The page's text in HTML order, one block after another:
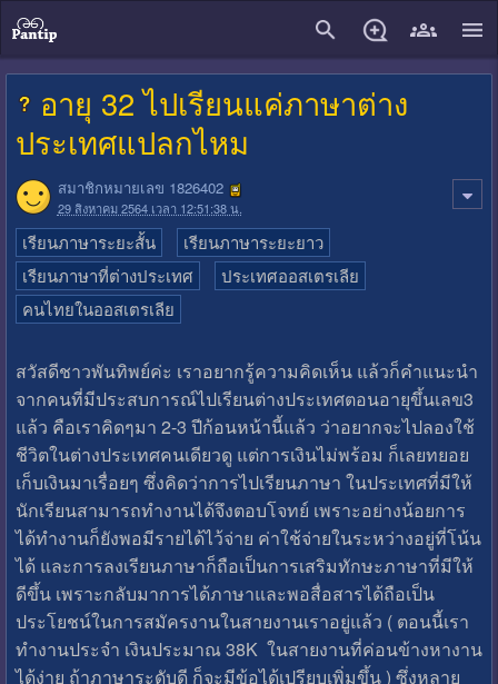
อายุ 32 ไปเรียนแค่ภาษาต่าง
ประเทศแปลกไหม
สมาชิกหมายเลข 1826402
29 สิงหาคม 2564 เวลา 12:51:38 น.
เรียนภาษาระยะสั้น
เรียนภาษาระยะยาว
เรียนภาษาที่ต่างประเทศ
ประเทศออสเตรเลีย
คนไทยในออสเตรเลีย
สวัสดีชาวพันทิพย์ค่ะ เราอยากรู้ความคิดเห็น แล้วก็คำแนะนำ
จากคนที่มีประสบการณ์ไปเรียนต่างประเทศตอนอายุขึ้นเลข3
แล้ว คือเราคิดๆมา 2-3 ปีก้อนหน้านี้แล้ว ว่าอยากจะไปลองใช้
ชีวิตในต่างประเทศคนเดียวดู แต่การเงินไม่พร้อม ก็เลยทยอย
เก็บเงินมาเรื่อยๆ ซึ่งคิดว่าการไปเรียนภาษา ในประเทศที่มีให้
นักเรียนสามารถทำงานได้จึงตอบโจทย์ เพราะอย่างน้อยการ
ได้ทำงานก็ยังพอมีรายได้ไว้จ่าย ค่าใช้จ่ายในระหว่างอยู่ที่โน้น
ได้ และการลงเรียนภาษาก็ถือเป็นการเสริมทักษะภาษาที่มีให้
ดีขึ้น เพราะกลับมาการได้ภาษาและพอสื่อสารได้ถือเป็น
ประโยชน์ในการสมัครงานในสายงานเราอยู่แล้ว ( ตอนนี้เรา
ทำงานประจำ เงินประมาณ 38K ในสายงานที่ค่อนข้างหางาน
ได้ง่าย ถ้าภาษาระดับดี ก็จะมีข้อได้เปรียบเพิ่มขึ้น ) ซึ่งหลาย
close